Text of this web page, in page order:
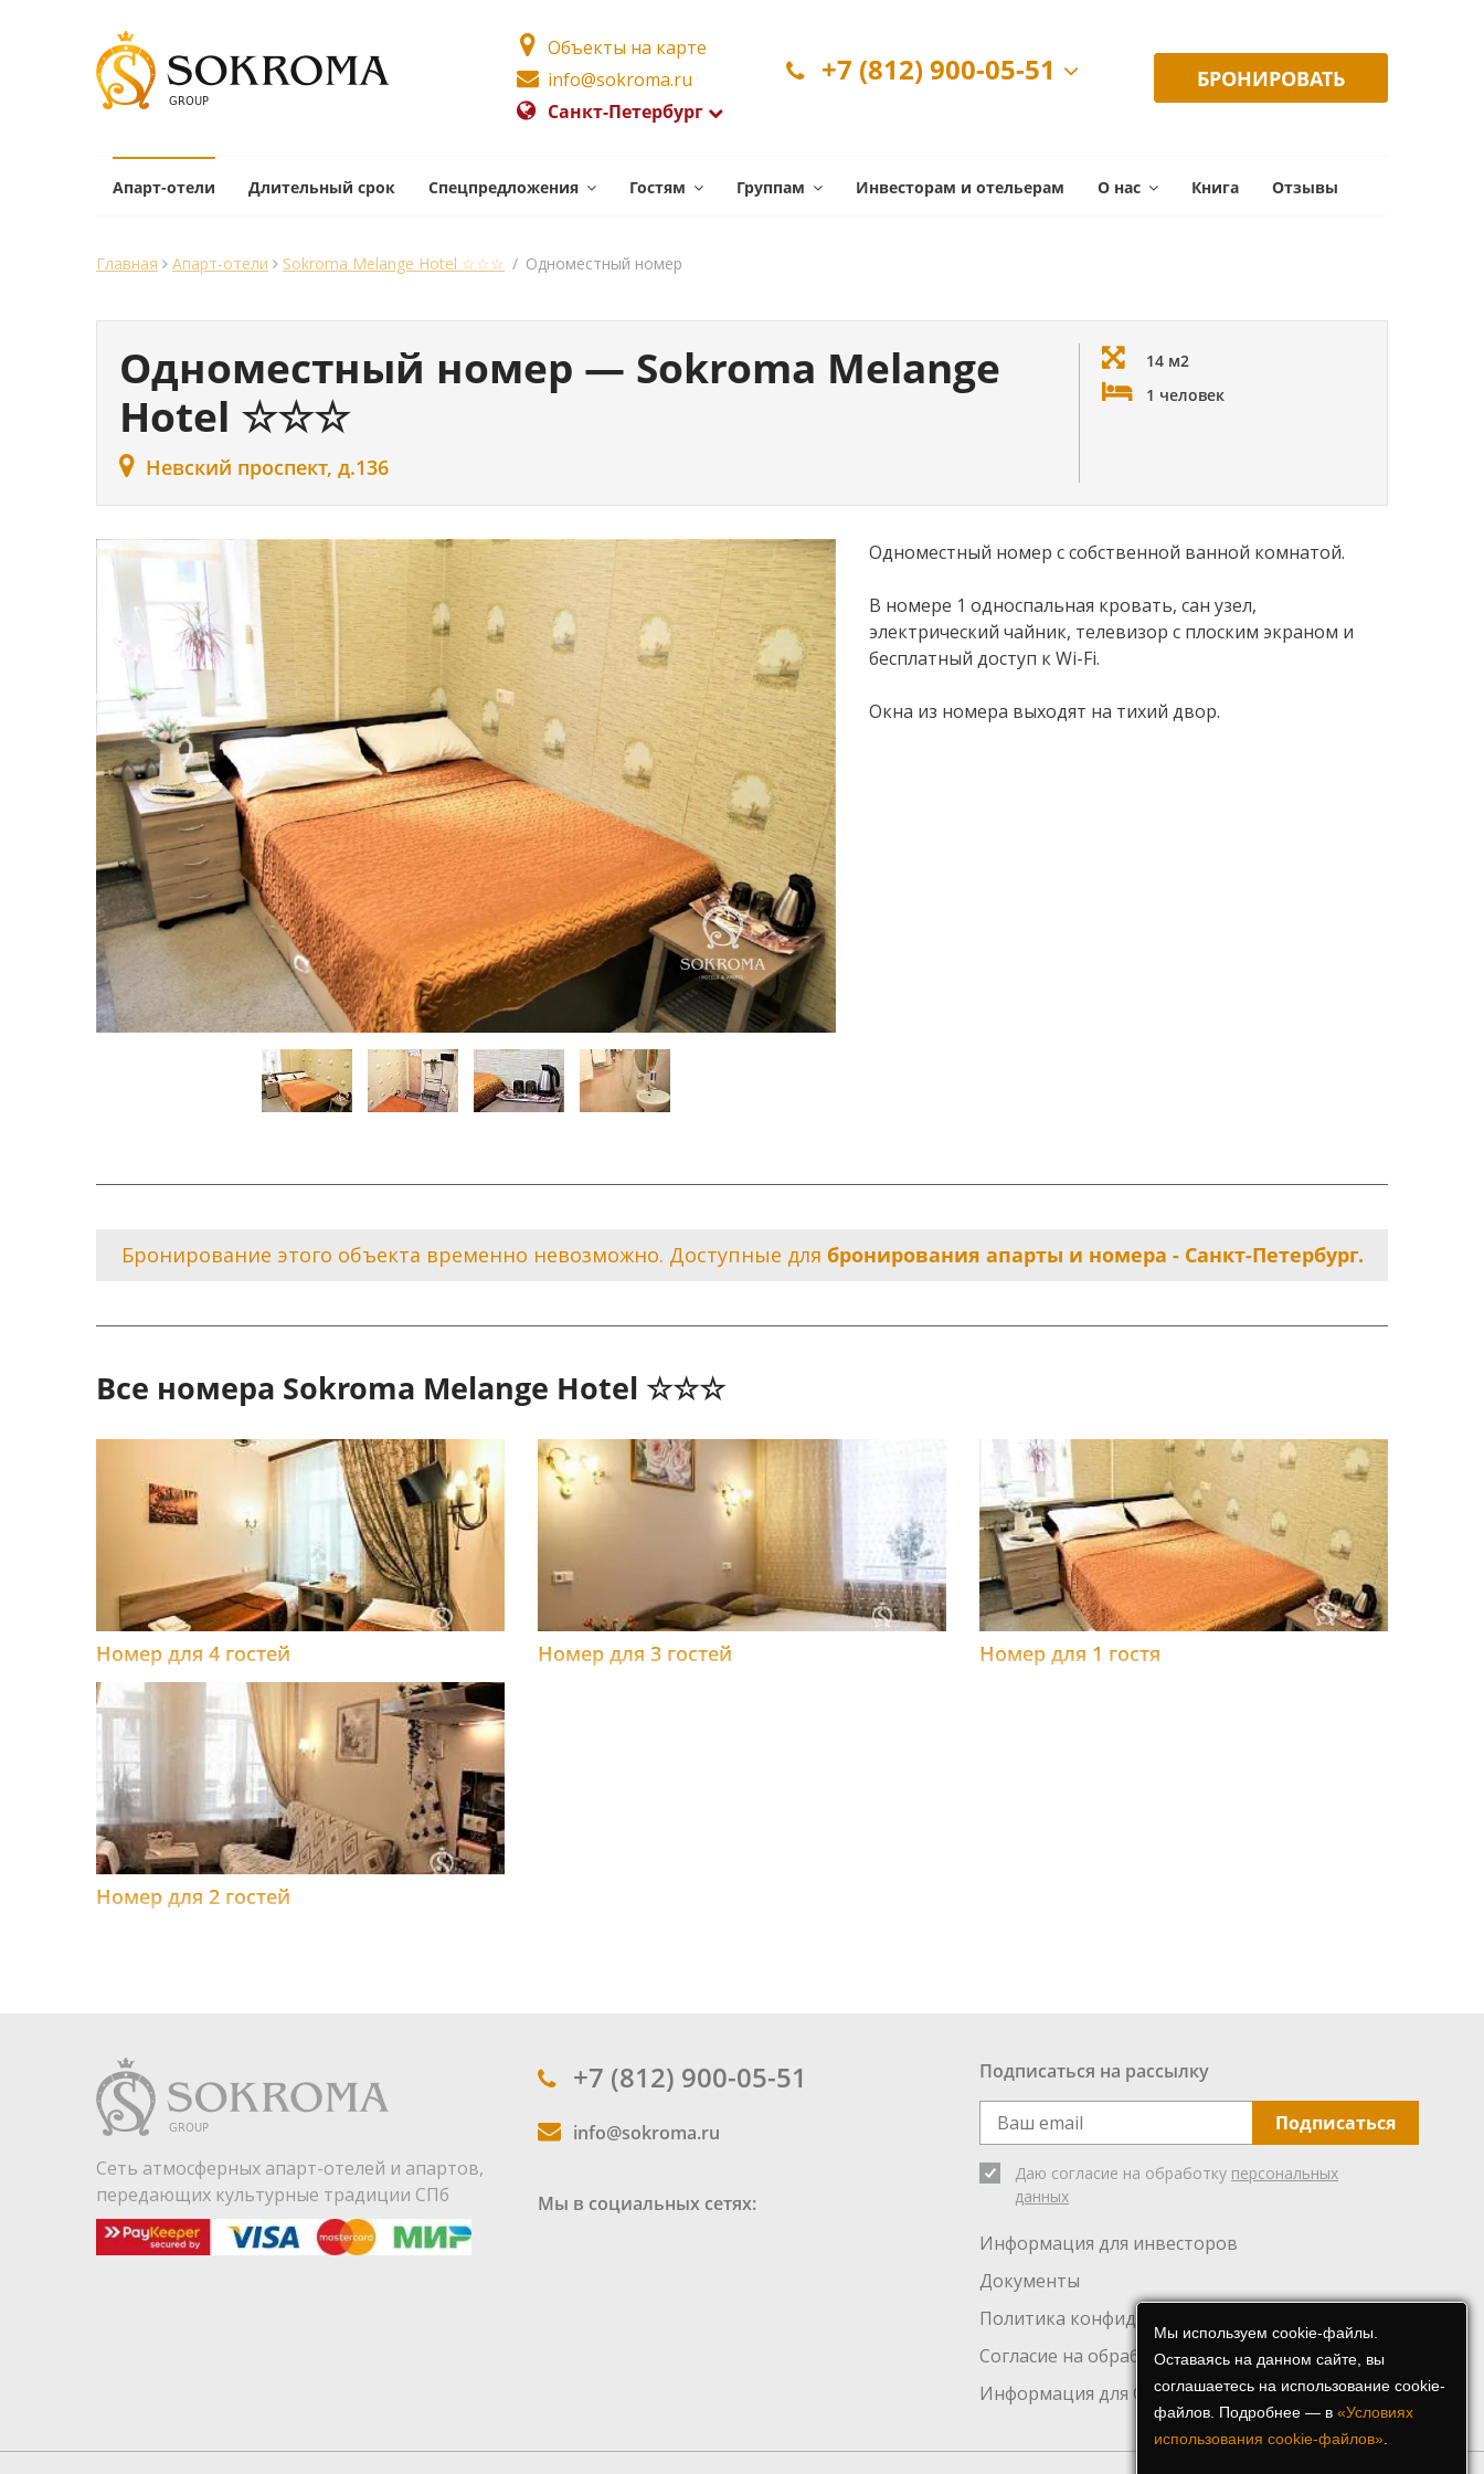
Объекты на карте
info@sokroma.ru
Санкт-Петербург
+7 (812) 900-05-51 БРОНИРОВАТЬ
Апарт-отели Длительный срок Спецпредложения Гостям Группам Инвесторам и отельерам О нас Книга Отзывы
Главная Апарт-отели Sokroma Melange Hotel ☆☆☆ / Одноместный номер
Одноместный номер — Sokroma Melange
Hotel ☆☆☆
Невский проспект, д.136
14 м2
1 человек
Одноместный номер с собственной ванной комнатой.
В номере 1 односпальная кровать, сан узел,
электрический чайник, телевизор с плоским экраном и
бесплатный доступ к Wi-Fi.
Окна из номера выходят на тихий двор.
Бронирование этого объекта временно невозможно. Доступные для бронирования апарты и номера - Санкт-Петербург.
Все номера Sokroma Melange Hotel ☆☆☆
Номер для 4 гостей Номер для 3 гостей Номер для 1 гостя
Номер для 2 гостей
Сеть атмосферных апарт-отелей и апартов,
передающих культурные традиции СПб
+7 (812) 900-05-51
info@sokroma.ru
Мы в социальных сетях:
Подписаться на рассылку
Подписаться
Даю согласие на обработку персональных
данных
Информация для инвесторов
Документы
Политика конфиденциальности
Согласие на обработку персональных данных
Информация для СМИ
Мы используем cookie-файлы.
Оставаясь на данном сайте, вы
соглашаетесь на использование cookie-
файлов. Подробнее — в «Условиях
использования cookie-файлов»